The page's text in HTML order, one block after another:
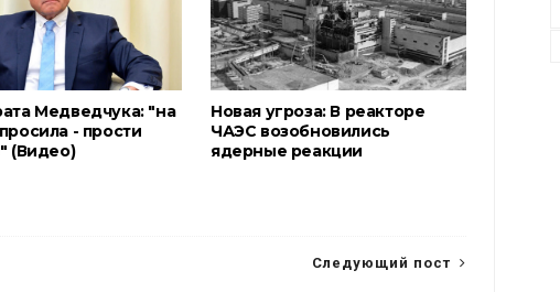
Медведчука: "на
- прости
(Видео)
Новая угроза: В реакторе
ЧАЭС возобновились
ядерные реакции
Следующий пост